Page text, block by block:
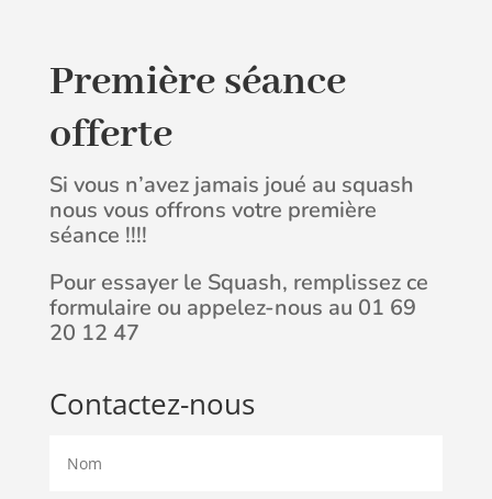
Première séance
offerte
Si vous n’avez jamais joué au squash
nous vous offrons votre première
séance !!!!
Pour essayer le Squash, remplissez ce
formulaire ou appelez-nous au 01 69
20 12 47
Contactez-nous